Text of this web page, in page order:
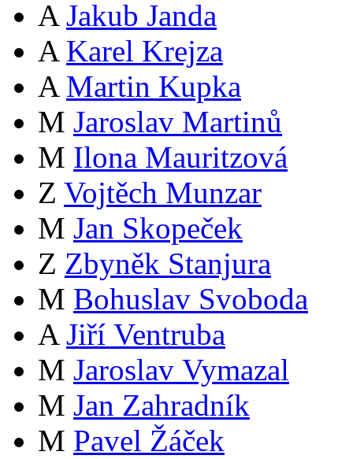
A Jakub Janda
A Karel Krejza
A Martin Kupka
M Jaroslav Martinů
M Ilona Mauritzová
Z Vojtěch Munzar
M Jan Skopeček
Z Zbyněk Stanjura
M Bohuslav Svoboda
A Jiří Ventruba
M Jaroslav Vymazal
M Jan Zahradník
M Pavel Žáček